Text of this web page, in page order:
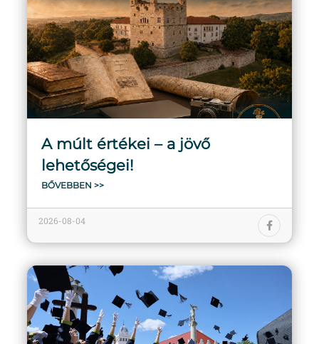
A múlt értékei – a jövő
lehetőségei!
BŐVEBBEN >>
2026-08-04